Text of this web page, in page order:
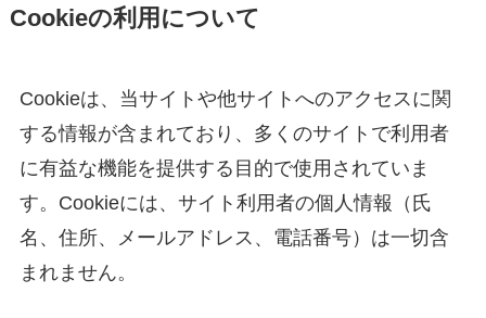
Cookieの利用について
Cookieは、当サイトや他サイトへのアクセスに関
する情報が含まれており、多くのサイトで利用者
に有益な機能を提供する目的で使用されていま
す。Cookieには、サイト利用者の個人情報（氏
名、住所、メールアドレス、電話番号）は一切含
まれません。